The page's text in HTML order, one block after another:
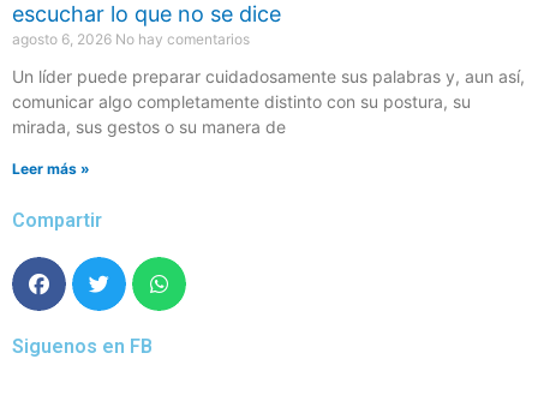
escuchar lo que no se dice
agosto 6, 2026 No hay comentarios
Un líder puede preparar cuidadosamente sus palabras y, aun así,
comunicar algo completamente distinto con su postura, su
mirada, sus gestos o su manera de
Leer más »
Compartir
Siguenos en FB